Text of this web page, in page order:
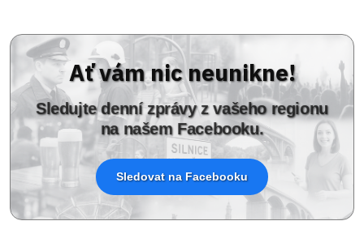
Ať vám nic neunikne!
Sledujte denní zprávy z vašeho regionu
na našem Facebooku.
Sledovat na Facebooku